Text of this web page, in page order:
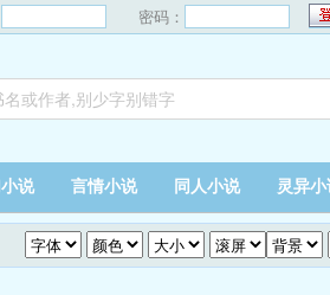
密码：
说 言情小说 同人小说 灵异小